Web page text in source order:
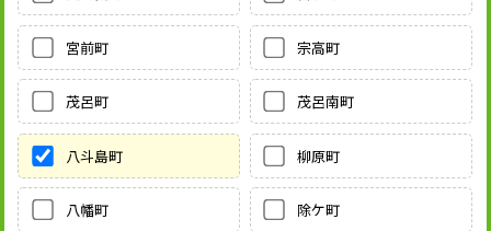
宮前町 宗高町
茂呂町 茂呂南町
八斗島町 柳原町
八幡町 除ケ町